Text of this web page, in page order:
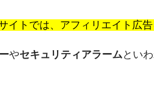
イトでは、アフィリエイト広告
やセキュリティアラームとい